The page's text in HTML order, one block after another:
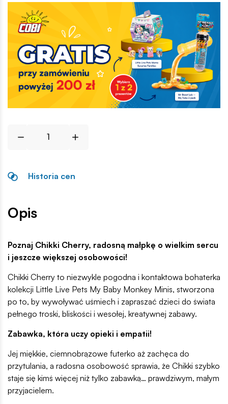
Historia cen
Opis
Poznaj Chikki Cherry, radosną małpkę o wielkim sercu
i jeszcze większej osobowości!
Chikki Cherry to niezwykle pogodna i kontaktowa bohaterka
kolekcji Little Live Pets My Baby Monkey Minis, stworzona
po to, by wywoływać uśmiech i zapraszać dzieci do świata
pełnego troski, bliskości i wesołej, kreatywnej zabawy.
Zabawka, która uczy opieki i empatii!
Jej miękkie, ciemnobrązowe futerko aż zachęca do
przytulania, a radosna osobowość sprawia, że Chikki szybko
staje się kimś więcej niż tylko zabawką… prawdziwym, małym
przyjacielem.